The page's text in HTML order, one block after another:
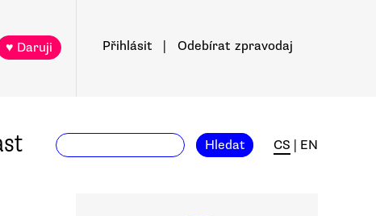
♥ Daruji Přihlásit Odebírat zpravodaj
Hledat CS EN